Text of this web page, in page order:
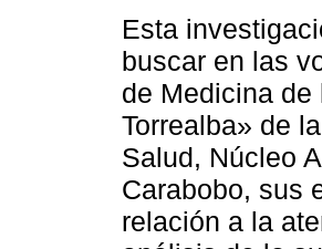
Esta
buscar en las
de Medicina
Torrealba» de
Salud, Núcleo
Carabobo, sus
relación a la